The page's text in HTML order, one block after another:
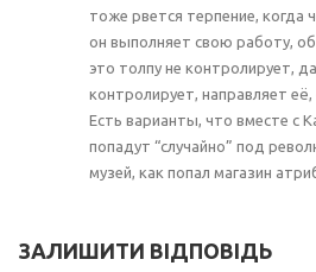
тоже рвется терпение, когда
он выполняет свою работу,
это толпу не контролирует,
контролирует, направляет
Есть варианты, что вместе с
попадут “случайно” под
музей, как попал магазин
ЗАЛИШИТИ ВІДПОВІДЬ